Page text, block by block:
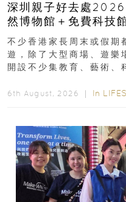
深圳親子好去處
然博物館＋免費科技
齡、交通、門票、開
不少香港家長周末或假期
遊，除了大型商場、遊樂
開設不少集教育、藝術、
6th August, 2026 ｜ In